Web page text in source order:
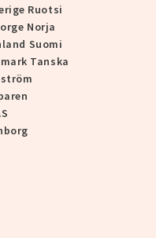
Ruotsi
Norja
Suomi
Tanska